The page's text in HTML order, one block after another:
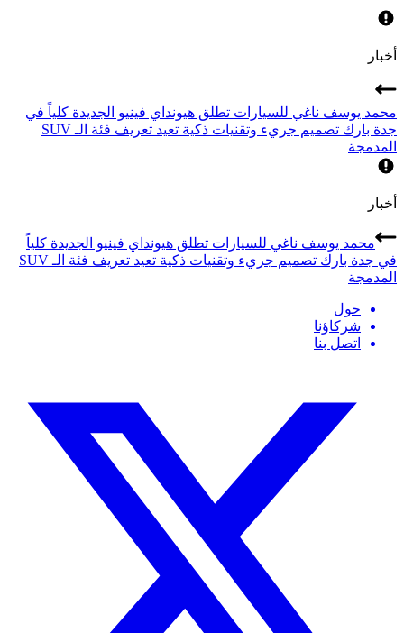
أخبار
محمد يوسف ناغي للسيارات تطلق هيونداي فينيو الجديدة كلياً في
جدة بارك تصميم جريء وتقنيات ذكية تعيد تعريف فئة الـ SUV
المدمجة
أخبار
محمد يوسف ناغي للسيارات تطلق هيونداي فينيو الجديدة كلياً
في جدة بارك تصميم جريء وتقنيات ذكية تعيد تعريف فئة الـ SUV
المدمجة
حول
شركاؤنا
اتصل بنا